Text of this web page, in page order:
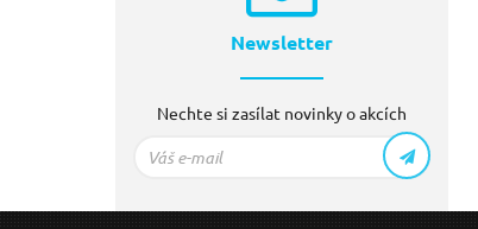
Newsletter
Nechte si zasílat novinky o akcích